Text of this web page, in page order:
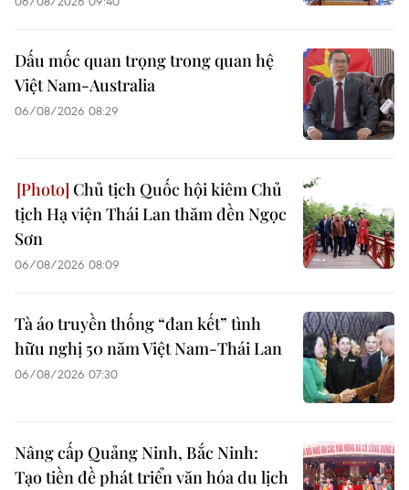
Dấu mốc quan trọng trong quan hệ
Việt Nam-Australia
06/08/2026 08:29
Chủ tịch Quốc hội kiêm Chủ
tịch Hạ viện Thái Lan thăm đền Ngọc
Sơn
06/08/2026 08:09
Tà áo truyền thống “đan kết” tình
hữu nghị 50 năm Việt Nam-Thái Lan
06/08/2026 07:30
Nâng cấp Quảng Ninh, Bắc Ninh:
Tạo tiền đề phát triển văn hóa du lịch